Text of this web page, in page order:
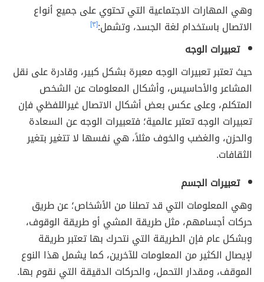
وهي المهارات الاجتماعية التي تحتوي على جميع أنواع
الاتصال باستخدام لغة الجسد، وتشمل:[٣]
تعبيرات الوجه
حيث تعتبر تعبيرات الوجه معبرة بشكل كبير، وقادرة على نقل
المشاعر والأحاسيس، وأشكال المعلومات عن الشخص
المتكلم، وعلى عكس بعض أشكال الاتصال غيراللفظي فإن
تعبيرات الوجه تعتبر عالمية؛ فتعبيرات الوجه عن السعادة
والحزن، والغضب والخوف مثلاً، هي نفسها لا تتغير بتغير
الثقافات.
تعبيرات الجسم
وهي المعلومات التي قد تصلنا من الأشخاص؛ عن طريق
حركات أجسامهم، مثل طريقة المشي أو طريقة الوقوف،
وبشكل عام فإن الطريقة التي نتحرك بها تعتبر طريقة
لإيصال الكثير من المعلومات للآخرين، كما يشمل هذا النوع
الموقف، ومقدار التحمل، والحركات الدقيقة التي نقوم بها.